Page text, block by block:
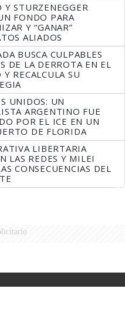
Y STURZENEGGER
FONDO PARA
Y “GANAR”
ALIADOS
BUSCA CULPABLES
DE LA DERROTA EN EL
Y RECALCULA SU
UNIDOS: UN
ARGENTINO FUE
POR EL ICE EN UN
DE FLORIDA
LIBERTARIA
LAS REDES Y MILEI
CONSECUENCIAS DEL